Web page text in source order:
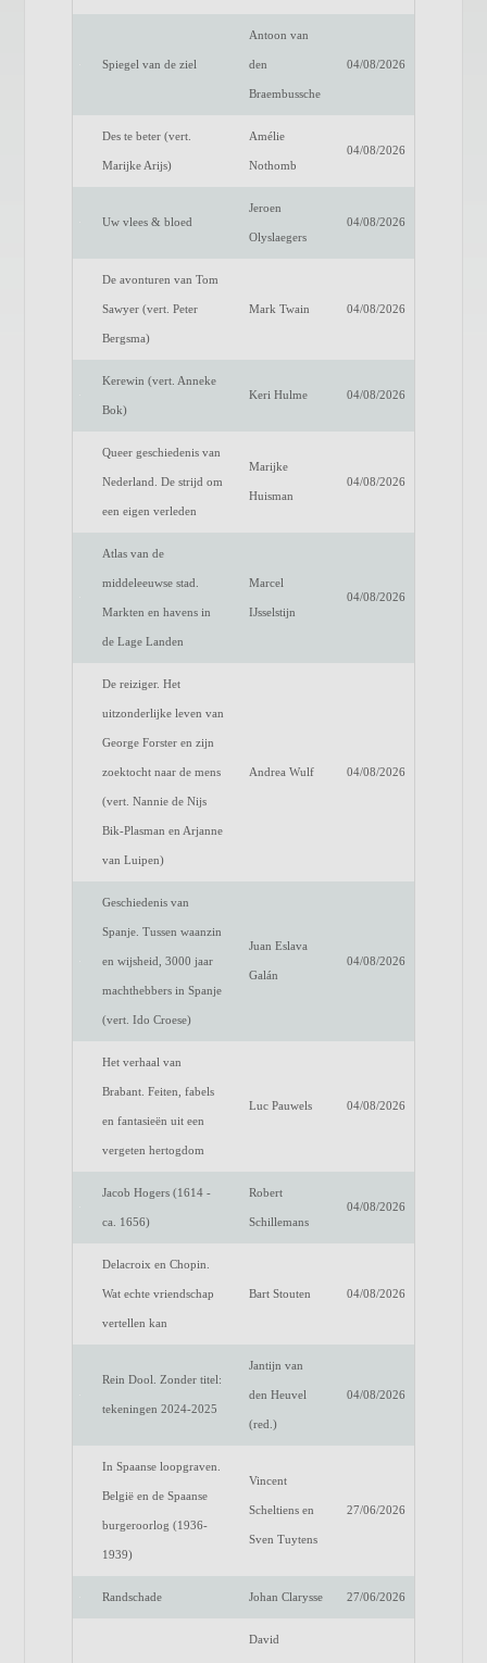
Spiegel van de ziel
Antoon van
den
Braembussche
04/08/2026
Des te beter (vert.
Marijke Arijs)
Amélie
Nothomb
04/08/2026
Uw vlees & bloed
Jeroen
Olyslaegers
04/08/2026
De avonturen van Tom
Sawyer (vert. Peter
Bergsma)
Mark Twain 04/08/2026
Kerewin (vert. Anneke
Bok)
Keri Hulme 04/08/2026
Queer geschiedenis van
Nederland. De strijd om
een eigen verleden
Marijke
Huisman
04/08/2026
Atlas van de
middeleeuwse stad.
Markten en havens in
de Lage Landen
Marcel
IJsselstijn
04/08/2026
De reiziger. Het
uitzonderlijke leven van
George Forster en zijn
zoektocht naar de mens
(vert. Nannie de Nijs
Bik-Plasman en Arjanne
van Luipen)
Andrea Wulf 04/08/2026
Geschiedenis van
Spanje. Tussen waanzin
en wijsheid, 3000 jaar
machthebbers in Spanje
(vert. Ido Croese)
Juan Eslava
Galán
04/08/2026
Het verhaal van
Brabant. Feiten, fabels
en fantasieën uit een
vergeten hertogdom
Luc Pauwels 04/08/2026
Jacob Hogers (1614 -
ca. 1656)
Robert
Schillemans
04/08/2026
Delacroix en Chopin.
Wat echte vriendschap
vertellen kan
Bart Stouten 04/08/2026
Rein Dool. Zonder titel:
tekeningen 2024-2025
Jantijn van
den Heuvel
(red.)
04/08/2026
In Spaanse loopgraven.
België en de Spaanse
burgeroorlog (1936-
1939)
Vincent
Scheltiens en
Sven Tuytens
27/06/2026
Randschade Johan Clarysse 27/06/2026
David